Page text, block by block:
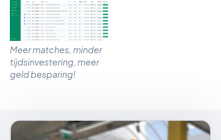
Meer matches, minder
tijdsinvestering, meer
geld besparing!